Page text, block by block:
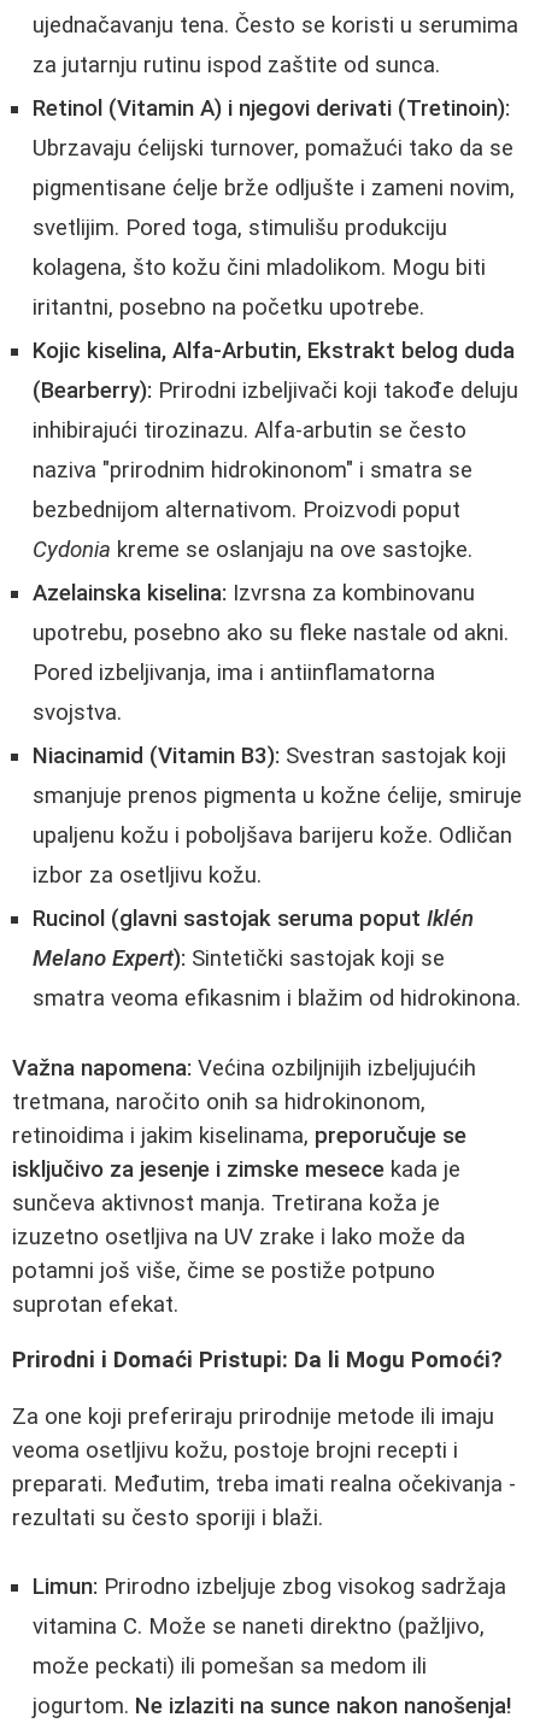
ujednačavanju tena. Često se koristi u serumima
za jutarnju rutinu ispod zaštite od sunca.
Retinol (Vitamin A) i njegovi derivati (Tretinoin):
Ubrzavaju ćelijski turnover, pomažući tako da se
pigmentisane ćelje brže odljušte i zameni novim,
svetlijim. Pored toga, stimulišu produkciju
kolagena, što kožu čini mladolikom. Mogu biti
iritantni, posebno na početku upotrebe.
Kojic kiselina, Alfa-Arbutin, Ekstrakt belog duda
(Bearberry): Prirodni izbeljivači koji takođe deluju
inhibirajući tirozinazu. Alfa-arbutin se često
naziva "prirodnim hidrokinonom" i smatra se
bezbednijom alternativom. Proizvodi poput
Cydonia kreme se oslanjaju na ove sastojke.
Azelainska kiselina: Izvrsna za kombinovanu
upotrebu, posebno ako su fleke nastale od akni.
Pored izbeljivanja, ima i antiinflamatorna
svojstva.
Niacinamid (Vitamin B3): Svestran sastojak koji
smanjuje prenos pigmenta u kožne ćelije, smiruje
upaljenu kožu i poboljšava barijeru kože. Odličan
izbor za osetljivu kožu.
Rucinol (glavni sastojak seruma poput Iklén
Melano Expert): Sintetički sastojak koji se
smatra veoma efikasnim i blažim od hidrokinona.
Važna napomena: Većina ozbiljnijih izbeljujućih
tretmana, naročito onih sa hidrokinonom,
retinoidima i jakim kiselinama, preporučuje se
isključivo za jesenje i zimske mesece kada je
sunčeva aktivnost manja. Tretirana koža je
izuzetno osetljiva na UV zrake i lako može da
potamni još više, čime se postiže potpuno
suprotan efekat.
Prirodni i Domaći Pristupi: Da li Mogu Pomоći?
Za one koji preferiraju prirodnije metode ili imaju
veoma osetljivu kožu, postoje brojni recepti i
preparati. Međutim, treba imati realna očekivanja -
rezultati su često sporiji i blaži.
Limun: Prirodno izbeljuje zbog visokog sadržaja
vitamina C. Može se naneti direktno (pažljivo,
može peckati) ili pomešan sa medom ili
jogurtom. Ne izlaziti na sunce nakon nanošenja!